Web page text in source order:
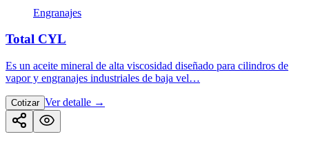
Engranajes
Total CYL
Es un aceite mineral de alta viscosidad diseñado para cilindros de
vapor y engranajes industriales de baja vel…
Cotizar Ver detalle →